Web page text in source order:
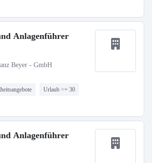
Anlagenführer
Beyer - GmbH
Urlaub >= 30
Anlagenführer